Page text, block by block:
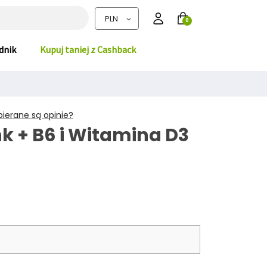
0
Kupuj taniej z Cashback
są opinie?
+ B6 i Witamina D3